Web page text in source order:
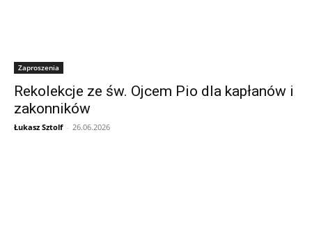
Zaproszenia
Rekolekcje ze św. Ojcem Pio dla kapłanów i
zakonników
Łukasz Sztolf - 26.06.2026